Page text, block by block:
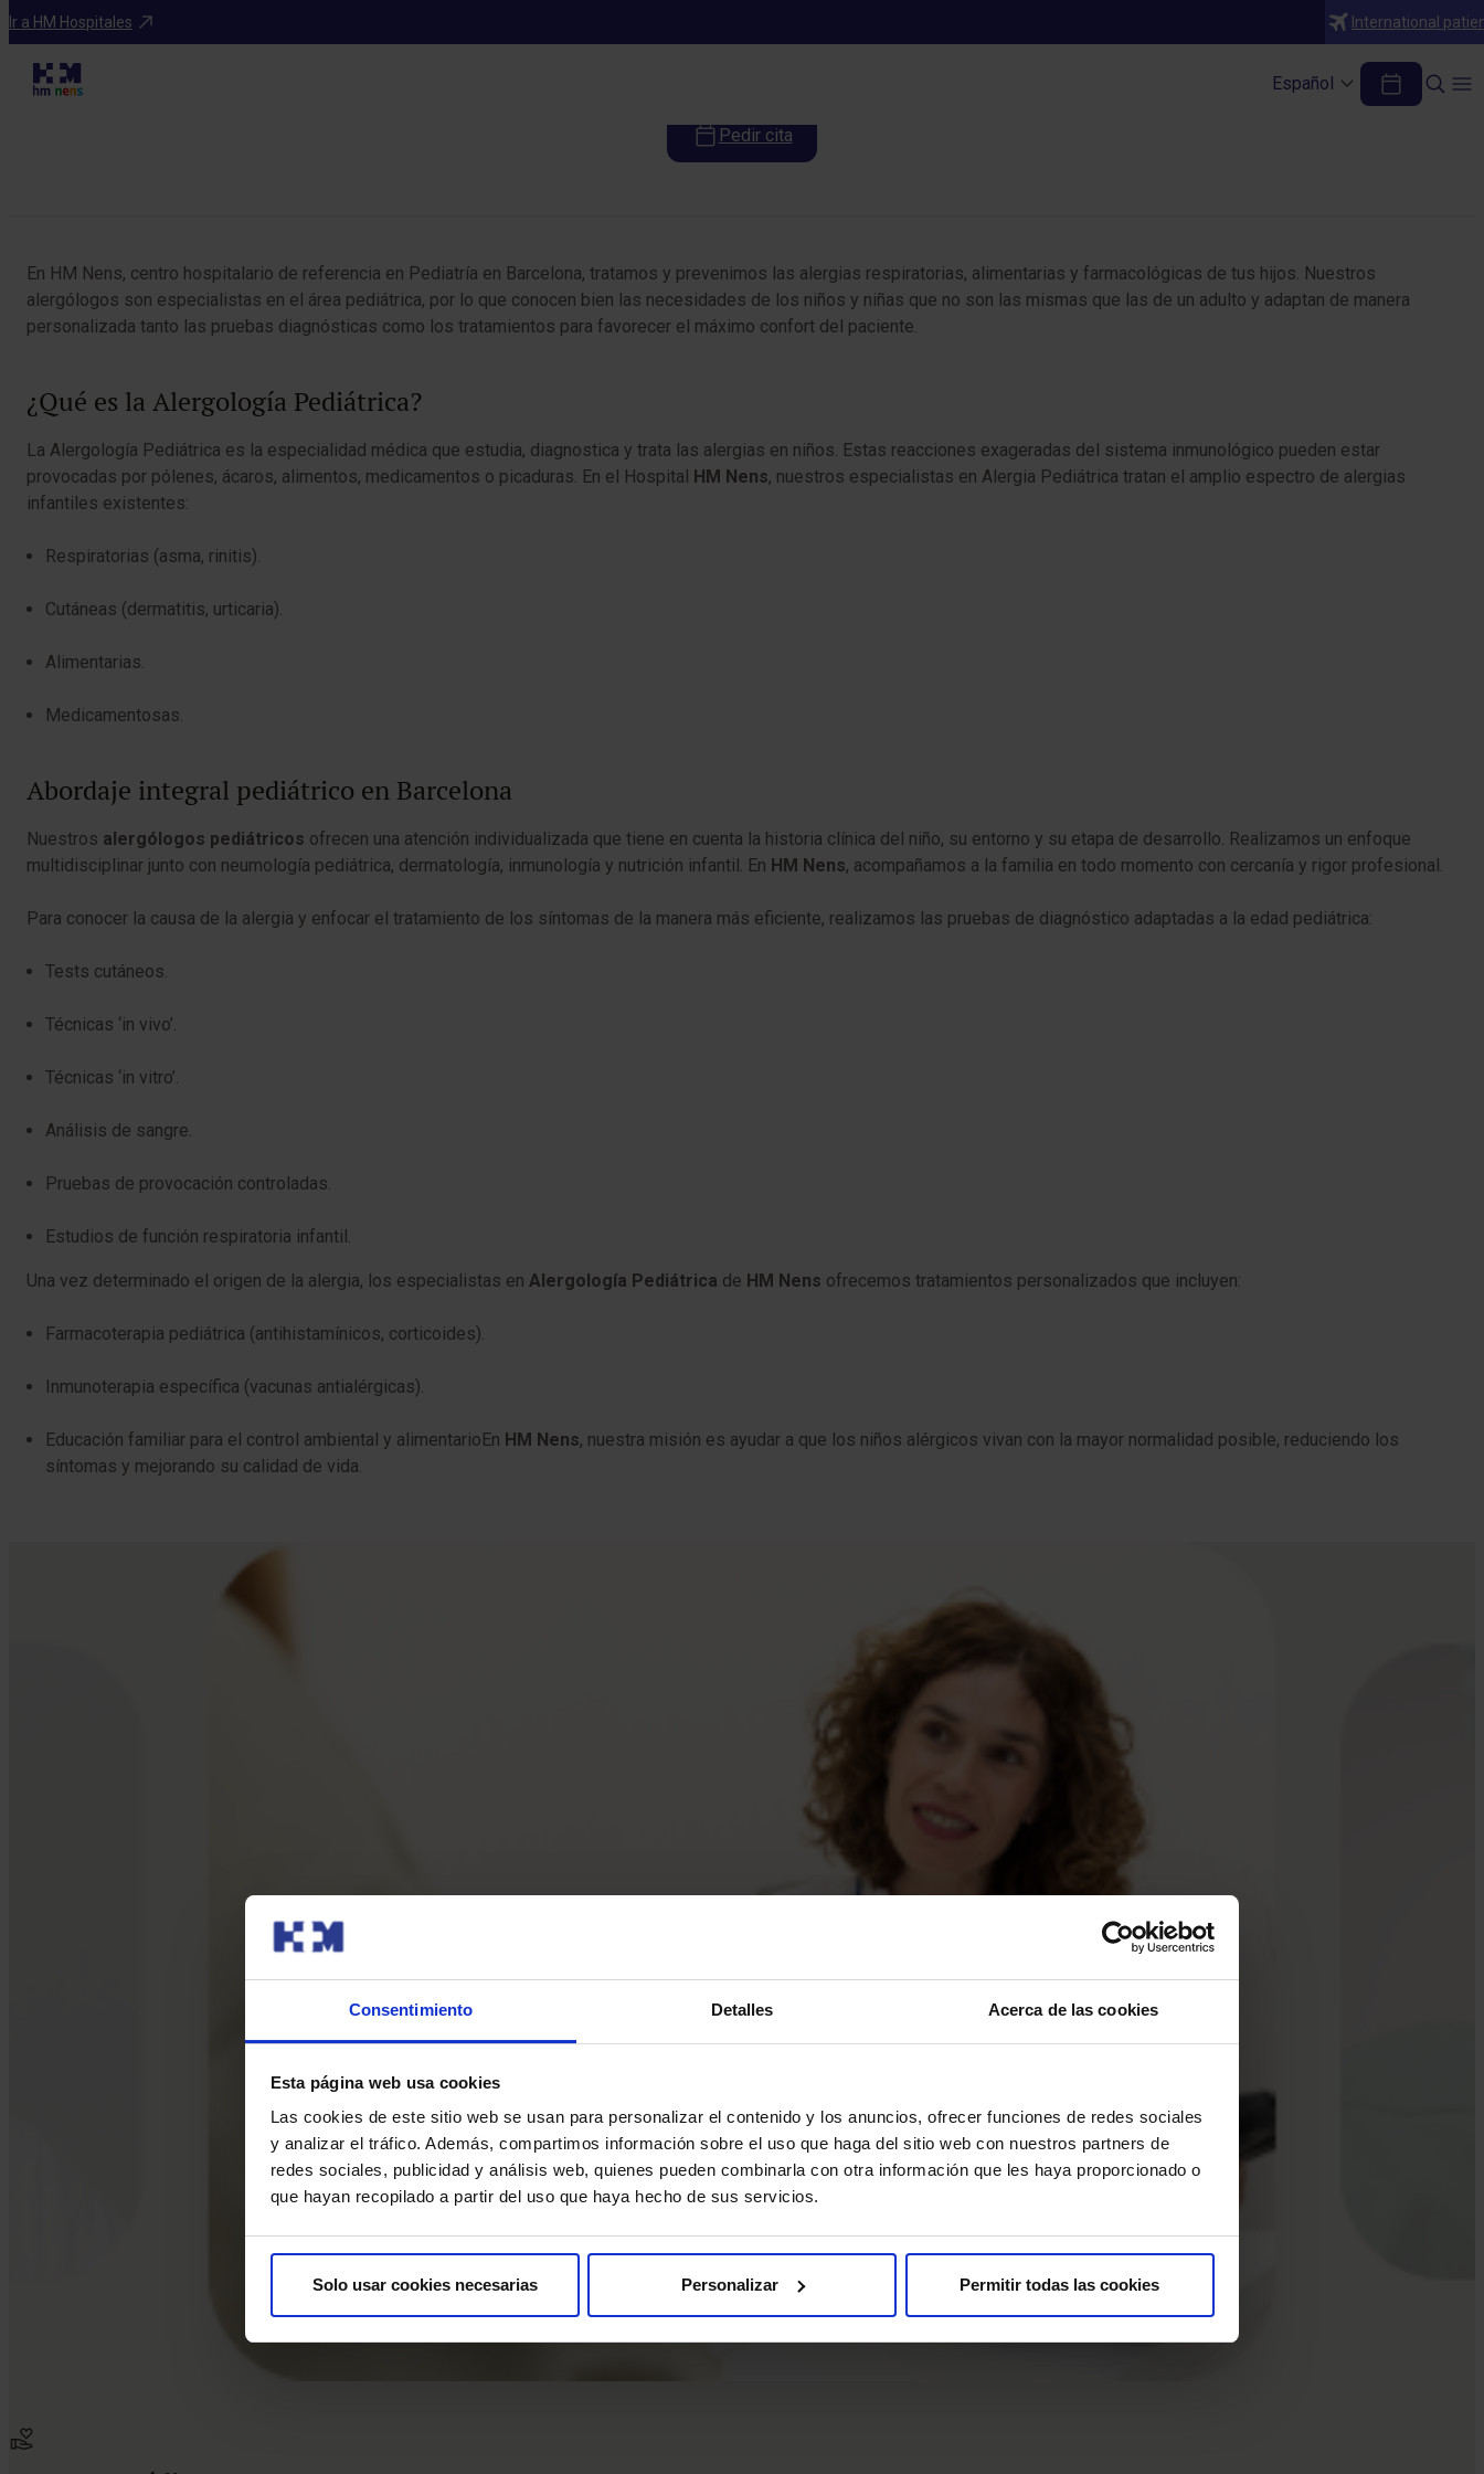
Consentimiento Detalles Acerca de las cookies
Esta página web usa cookies
Las cookies de este sitio web se usan para personalizar el contenido y los anuncios, ofrecer funciones de redes sociales
y analizar el tráfico. Además, compartimos información sobre el uso que haga del sitio web con nuestros partners de
redes sociales, publicidad y análisis web, quienes pueden combinarla con otra información que les haya proporcionado o
que hayan recopilado a partir del uso que haya hecho de sus servicios.
Solo usar cookies necesarias Personalizar Permitir todas las cookies
Ir a HM Hospitales International
Español
Especialidades
Alergología Pediátrica
Pedir cita
En HM Nens, centro hospitalario de referencia en Pediatría en Barcelona, tratamos y prevenimos las alergias respiratorias, alimentarias y farmacológicas de tus hijos. Nuestros
alergólogos son especialistas en el área pediátrica, por lo que conocen bien las necesidades de los niños y niñas que no son las mismas que las de un adulto y adaptan de manera
personalizada tanto las pruebas diagnósticas como los tratamientos para favorecer el máximo confort del paciente.
¿Qué es la Alergología Pediátrica?
La Alergología Pediátrica es la especialidad médica que estudia, diagnostica y trata las alergias en niños. Estas reacciones exageradas del sistema inmunológico pueden estar
provocadas por pólenes, ácaros, alimentos, medicamentos o picaduras. En el Hospital HM Nens, nuestros especialistas en Alergia Pediátrica tratan el amplio espectro de alergias
infantiles existentes:
Respiratorias (asma, rinitis).
Cutáneas (dermatitis, urticaria).
Alimentarias.
Medicamentosas.
Abordaje integral pediátrico en Barcelona
Nuestros alergólogos pediátricos ofrecen una atención individualizada que tiene en cuenta la historia clínica del niño, su entorno y su etapa de desarrollo. Realizamos un enfoque
multidisciplinar junto con neumología pediátrica, dermatología, inmunología y nutrición infantil. En HM Nens, acompañamos a la familia en todo momento con cercanía y rigor profesional.
Para conocer la causa de la alergia y enfocar el tratamiento de los síntomas de la manera más eficiente, realizamos las pruebas de diagnóstico adaptadas a la edad pediátrica:
Tests cutáneos.
Técnicas ‘in vivo’.
Técnicas ‘in vitro’.
Análisis de sangre.
Pruebas de provocación controladas.
Estudios de función respiratoria infantil.
Una vez determinado el origen de la alergia, los especialistas en Alergología Pediátrica de HM Nens ofrecemos tratamientos personalizados que incluyen:
Farmacoterapia pediátrica (antihistamínicos, corticoides).
Inmunoterapia específica (vacunas antialérgicas).
Educación familiar para el control ambiental y alimentarioEn HM Nens, nuestra misión es ayudar a que los niños alérgicos vivan con la mayor normalidad posible, reduciendo los
síntomas y mejorando su calidad de vida.